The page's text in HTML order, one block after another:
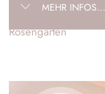
MEHR INFOS...
Rosengarten